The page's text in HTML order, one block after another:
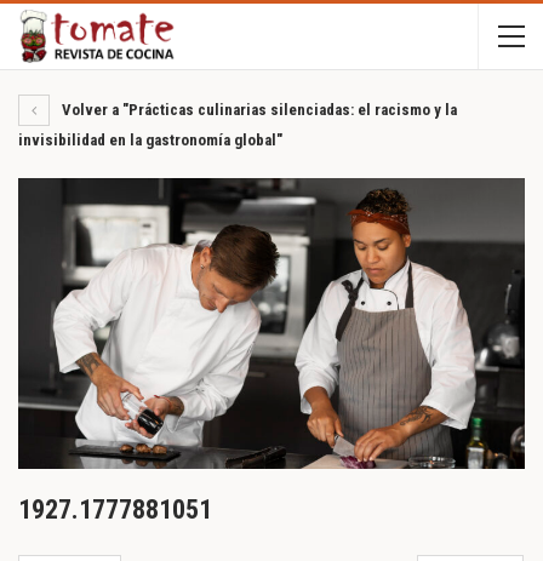
Volver a "Prácticas culinarias silenciadas: el racismo y la
invisibilidad en la gastronomía global"
1927.1777881051